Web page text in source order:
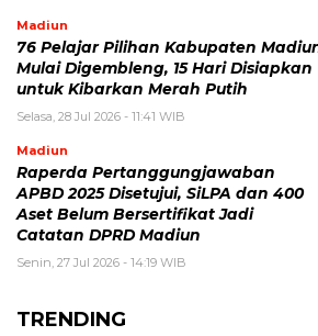
Madiun
76 Pelajar Pilihan Kabupaten
Mulai Digembleng, 15 Hari Disiapkan
untuk Kibarkan Merah Putih
Selasa, 28 Jul 2026 - 11:41 WIB
Madiun
Raperda Pertanggungjawaban
APBD 2025 Disetujui, SiLPA dan 400
Aset Belum Bersertifikat Jadi
Catatan DPRD Madiun
Senin, 27 Jul 2026 - 14:19 WIB
TRENDING